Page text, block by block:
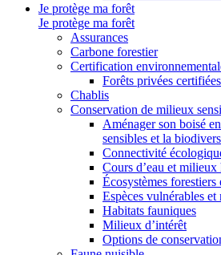
Je protège ma forêt
Je protège ma forêt
Assurances
Carbone forestier
Certification
Forêts privées
Chablis
Conservation de milieux
Aménager son boisé
sensibles et la
Connectivité
Cours d’eau et milieux
Écosystèmes forestiers
Espèces vulnérables et
Habitats fauniques
Milieux d’intérêt
Options de